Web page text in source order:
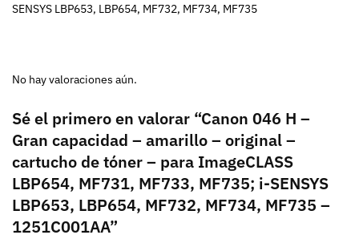
SENSYS LBP653, LBP654, MF732, MF734, MF735
No hay valoraciones aún.
Sé el primero en valorar “Canon 046 H –
Gran capacidad – amarillo – original –
cartucho de tóner – para ImageCLASS
LBP654, MF731, MF733, MF735; i-SENSYS
LBP653, LBP654, MF732, MF734, MF735 –
1251C001AA”